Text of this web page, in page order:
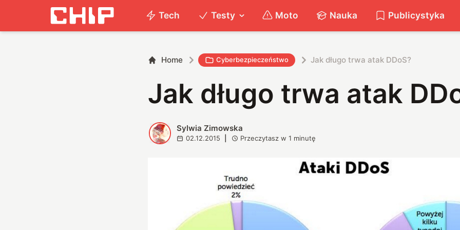
Tech Testy Moto Nauka Publicystyka
Home Cyberbezpieczeństwo Jak długo trwa atak DDoS?
Jak długo trwa atak
S Sylwia Zimowska
02.12.2015 Przeczytasz w1 minutę